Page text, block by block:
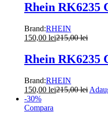
Rhein RK6235
Brand:RHEIN
150,00 lei215,00lei
Rhein RK6235
Brand:RHEIN
150,00 lei215,00lei
-30%
Compara